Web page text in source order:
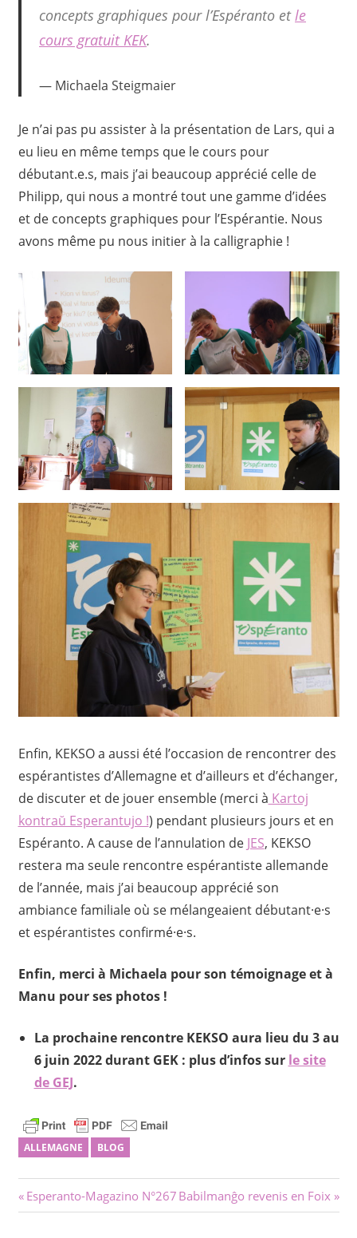
concepts graphiques pour l’Espéranto etle
cours gratuit KEK.
Michaela Steigmaier
Je n’ai pas pu assister à la présentation de Lars, qui a
eu lieu en même temps que le cours pour
débutant.e.s, mais j’ai beaucoup apprécié celle de
Philipp, qui nous a montré tout une gamme d’idées
et de concepts graphiques pour l’Espérantie. Nous
avons même pu nous initier à la calligraphie !
Enfin, KEKSO a aussi été l’occasion de rencontrer des
espérantistes d’Allemagne et d’ailleurs et d’échanger,
de discuter et de jouer ensemble (merci à Kartoj
kontraŭ Esperantujo !) pendant plusieurs jours et en
Espéranto. A cause de l’annulation de JES, KEKSO
restera ma seule rencontre espérantiste allemande
de l’année, mais j’ai beaucoup apprécié son
ambiance familiale où se mélangeaient débutant·e·s
et espérantistes confirmé·e·s.
Enfin, merci à Michaela pour son témoignage et à
Manu pour ses photos !
La prochaine rencontre KEKSO aura lieu du 3 au
6 juin 2022 durant GEK : plus d’infos sur le site
de GEJ.
ALLEMAGNE BLOG
Navigation
Previous
Post:
Esperanto-Magazino N°267 Next
Post:
Babilmanĝo revenis en Foix